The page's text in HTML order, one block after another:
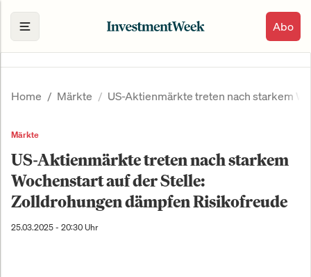
Abo
Home Märkte US-Aktienmärkte treten nach starkem
Märkte
US-Aktienmärkte treten nach starkem
Wochenstart auf der Stelle:
Zolldrohungen dämpfen Risikofreude
25.03.2025 - 20:30 Uhr